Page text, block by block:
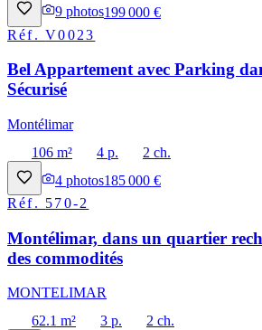
9 photos199 000 €
Réf.V0023
Bel Appartement avec Parking
Sécurisé
Montélimar
106 m²
4 p.
2 ch.
4 photos185 000 €
Réf. 570-2
Montélimar, dans un quartier
des commodités
MONTELIMAR
62.1 m²
3 p.
2 ch.